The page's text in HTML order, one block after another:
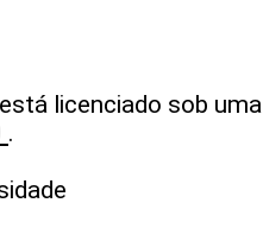
licenciado sob
.